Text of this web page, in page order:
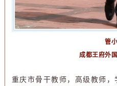
管
成都王府外
重庆市骨干教师，高级教师